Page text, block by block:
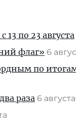
по 23 августа
флаг» 6
по
раза 6 августа